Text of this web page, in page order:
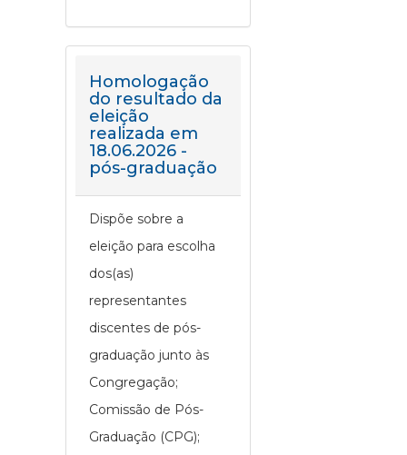
Homologação
do resultado da
eleição
realizada em
18.06.2026 -
pós-graduação
Dispõe sobre a
eleição para escolha
dos(as)
representantes
discentes de pós-
graduação junto às
Congregação;
Comissão de Pós-
Graduação (CPG);